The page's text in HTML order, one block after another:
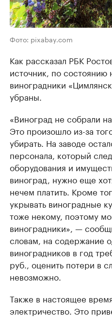
Фото: pixabay.com
Как рассказал РБК
источник, по состоянию
виноградники
убраны.
«Виноград не собрали
Это произошло из-за
убирать. На заводе
персонала, который
оборудования и
виноград, нужно еще
нечем платить. Кроме
укрывать виноградные
тоже некому, поэтому
виноградники», —
словам, на содержание
виноградников в год
руб., оценить потери в
невозможно.
Также в настоящее
электричество. Это